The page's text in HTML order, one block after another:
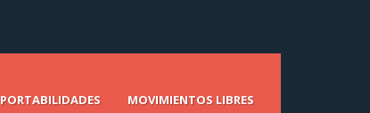
PORTABILIDADES MOVIMIENTOS LIBRES